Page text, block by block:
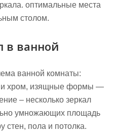
оптимальные места
столом.
в ванной
ванной комнаты:
и хром, изящные формы —
– несколько зеркал
умножающих площадь
стен, пола и потолка.